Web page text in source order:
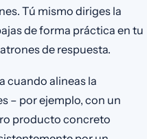
Tú mismo diriges la
de forma práctica en tu
de respuesta.
cuando alineas la
– por ejemplo, con un
producto concreto